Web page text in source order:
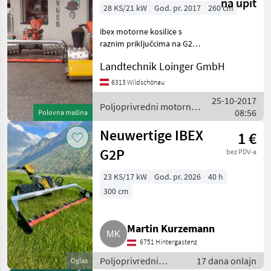
Polovna mašina
28 KS/21 kW God. pr. 2017 260 cm
ibex motorne kosilice s
raznim priključcima na G2 ili
Poljoprivredni motorni
strojevi Motokultivatori i
motorne freze
Landtechnik Loinger GmbH
6313 Wildschönau
Poljoprivredni motorni
strojevi / Ibex
25-10-2017
08:56
Oglas
Neuwertige IBEX
G2P
1 €
bez PDV-a
23 KS/17 kW God. pr. 2026
40 h
300 cm
Martin Kurzemann
6751 Hintergastenz
Poljoprivredni
17 dana onlajn